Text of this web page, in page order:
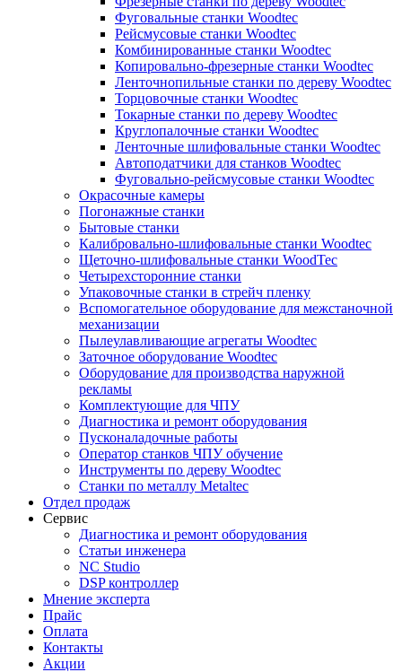
Фуговальные станки Woodtec
Рейсмусовые станки Woodtec
Комбинированные станки Woodtec
Копировально-фрезерные станки Woodtec
Ленточнопильные станки по дереву Woodtec
Торцовочные станки Woodtec
Токарные станки по дереву Woodtec
Круглопалочные станки Woodtec
Ленточные шлифовальные станки Woodtec
Автоподатчики для станков Woodtec
Фуговально-рейсмусовые станки Woodtec
Окрасочные камеры
Погонажные станки
Бытовые станки
Калибровально-шлифовальные станки Woodtec
Щеточно-шлифовальные станки WoodTec
Четырехсторонние станки
Упаковочные станки в стрейч пленку
Вспомогательное оборудование для межстаночной
механизации
Пылеулавливающие агрегаты Woodtec
Заточное оборудование Woodtec
Оборудование для производства наружной
рекламы
Комплектующие для ЧПУ
Диагностика и ремонт оборудования
Пусконаладочные работы
Оператор станков ЧПУ обучение
Инструменты по дереву Woodtec
Станки по металлу Metaltec
Отдел продаж
Сервис
Диагностика и ремонт оборудования
Статьи инженера
NC Studio
DSP контроллер
Мнение эксперта
Прайс
Оплата
Контакты
Акции